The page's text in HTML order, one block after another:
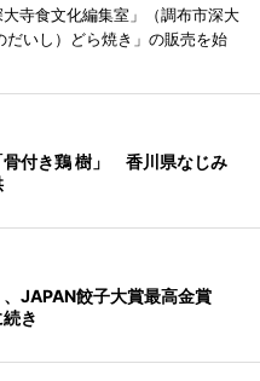
寺食文化編集室」（調布市深大
いし）どら焼き」の販売を始
骨付き鶏 樹」 香川県なじみ
、JAPAN餃子大賞最高金賞
き